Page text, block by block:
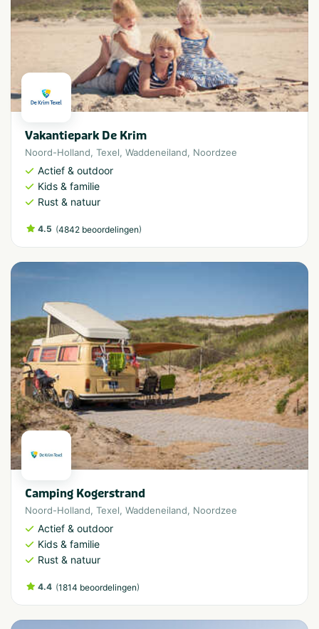
Vakantiepark De Krim
Noord-Holland, Texel, Waddeneiland, Noordzee
Actief & outdoor
Kids & familie
Rust & natuur
4.5 (4842 beoordelingen)
Camping Kogerstrand
Noord-Holland, Texel, Waddeneiland, Noordzee
Actief & outdoor
Kids & familie
Rust & natuur
4.4 (1814 beoordelingen)